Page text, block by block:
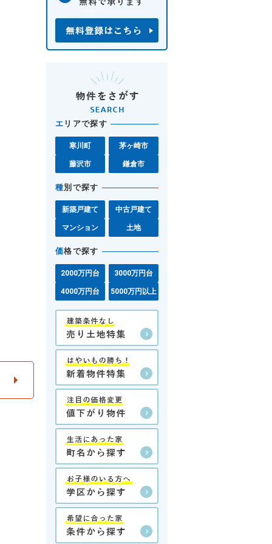
エ リアで探す
寒川町 茅ヶ崎市
藤沢市 鎌倉市
種別で探す
新築戸建て 中古戸建て
マンション 土地
価格で探す
2000万円台 3000万円台
4000万円台 5000万円以上